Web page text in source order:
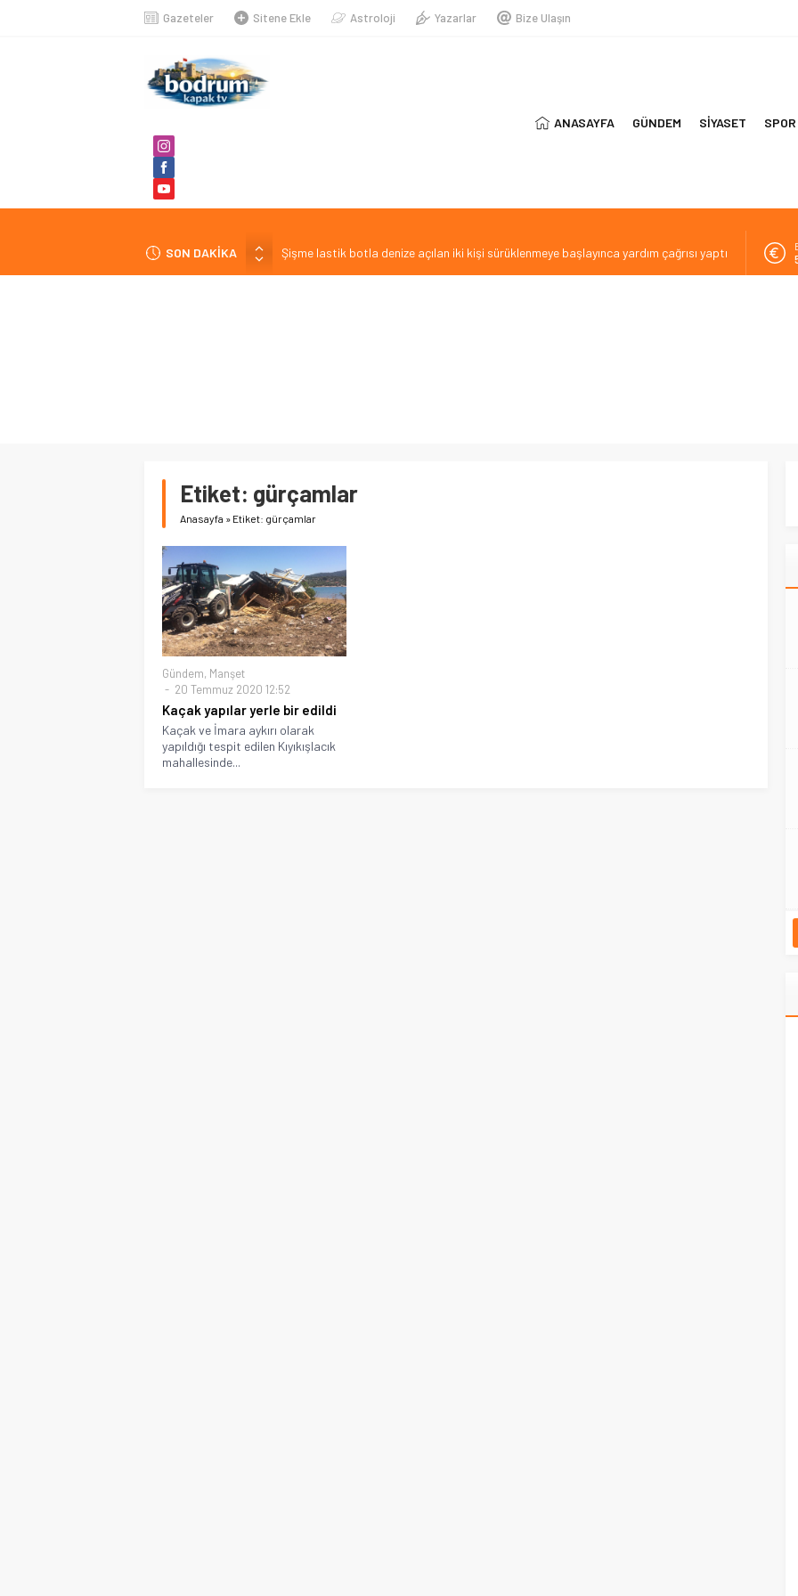
Gazeteler Sitene Ekle Astroloji Yazarlar Bize Ulaşın
ANASAYFA GÜNDEM SİYASET SPOR
SON DAKİKA
Şişme lastik botla denize açılan iki kişi sürüklenmeye başlayınca yardım çağrısı yaptı
4 gündür kayıp şahıs serada ölü bulundu
Etiket: gürçamlar
Anasayfa » Etiket: gürçamlar
Gündem, Manşet
20 Temmuz 2020 12:52
Kaçak yapılar yerle bir edildi
Kaçak ve İmara aykırı olarak
yapıldığı tespit edilen Kıyıkışlacık
mahallesinde...